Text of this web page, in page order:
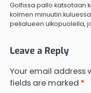
Golfissa pallo katsotaan
kolmen minuutin
pelialueen ulkopuolella,
Leave a Reply
Your email address
fields are marked *